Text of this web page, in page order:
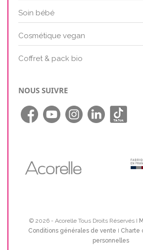
Soin bébé
Cosmétique vegan
Coffret & pack bio
NOUS SUIVRE
© 2026 - Acorelle Tous Droits Réservés I
Conditions générales de vente I Charte
personnelles